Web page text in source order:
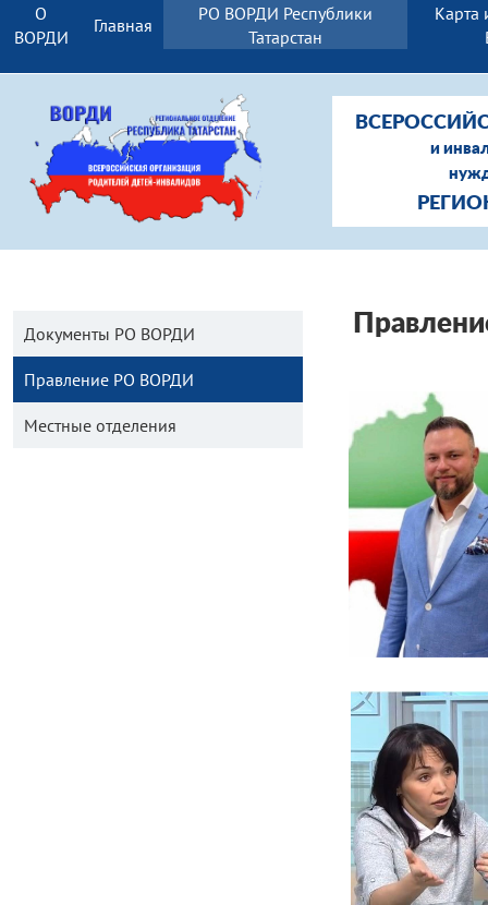
О
ВОРДИ
Главная
РО ВОРДИ Республики
Татарстан
Карта
и
Документы РО ВОРДИ
Правление РО ВОРДИ
Местные отделения